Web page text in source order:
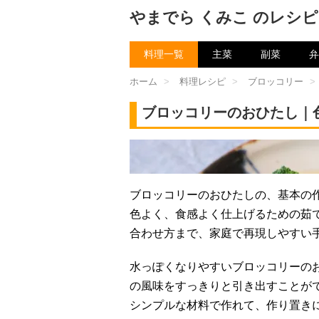
やまでら くみこ のレシピ
料理一覧 主菜 副菜
ホーム > 料理レシピ > ブロッコリー >
ブロッコリーのおひたし
チャ
ブロッコリーのおひたしの、基本の
色よく、食感よく仕上げるための茹
合わせ方まで、家庭で再現しやすい
水っぽくなりやすいブロッコリーの
の風味をすっきりと引き出すことが
シンプルな材料で作れて、作り置き